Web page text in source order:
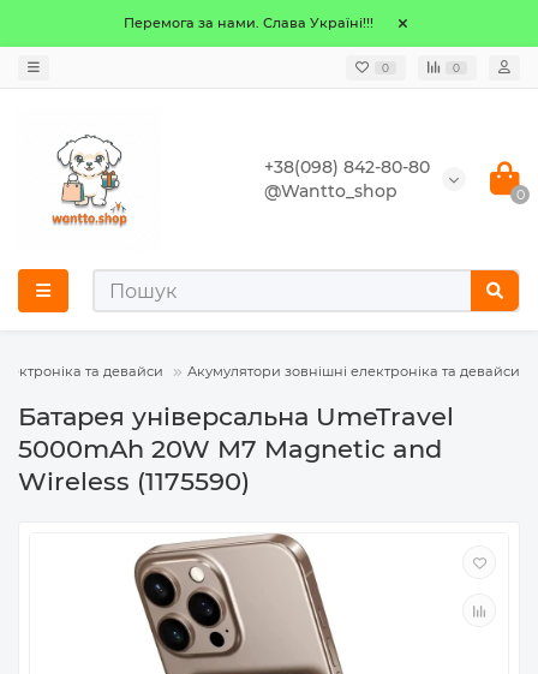
Перемога за нами. Слава Україні!!!
0 0
+38(098) 842-80-80
@Wantto_shop
0
та девайси Акумулятори зовнішні електроніка та девайси
Батарея універсальна UmeTravel
5000mAh 20W M7 Magnetic and
Wireless (1175590)